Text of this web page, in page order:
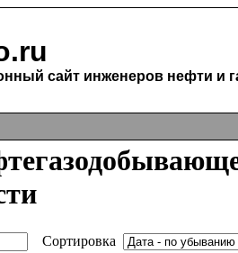
сайт инженеров нефти и
Сортировка